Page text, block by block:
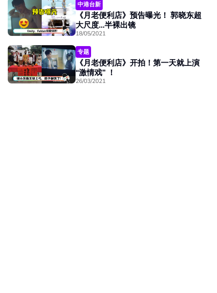
中港台新
《月老便利店》预告曝光！ 郭晓东超
大尺度...半裸出镜
18/05/2021
专题
《月老便利店》开拍！第一天就上演
“激情戏” ！
26/03/2021